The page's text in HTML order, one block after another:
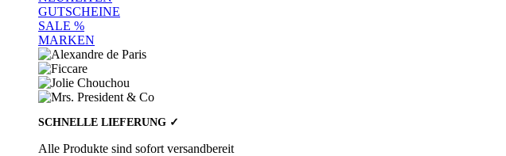
GUTSCHEINE
SALE %
MARKEN
SCHNELLE LIEFERUNG ✓
Alle Produkte sind sofort versandbereit